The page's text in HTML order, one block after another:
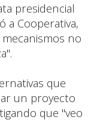
presidencial
a Cooperativa,
no
que
un proyecto
que "veo